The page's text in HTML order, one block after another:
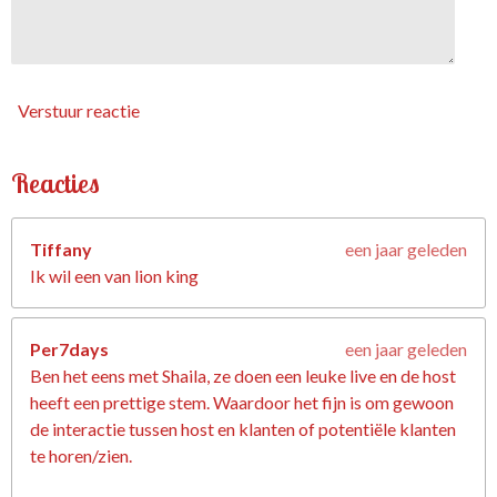
Verstuur reactie
Reacties
Tiffany
een jaar geleden
Ik wil een van lion king
Per7days
een jaar geleden
Ben het eens met Shaila, ze doen een leuke live en de host
heeft een prettige stem. Waardoor het fijn is om gewoon
de interactie tussen host en klanten of potentiële klanten
te horen/zien.